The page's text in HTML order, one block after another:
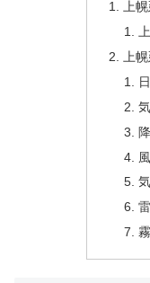
上
上